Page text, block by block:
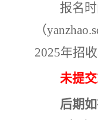
报名
（
2025年招
未提
后期